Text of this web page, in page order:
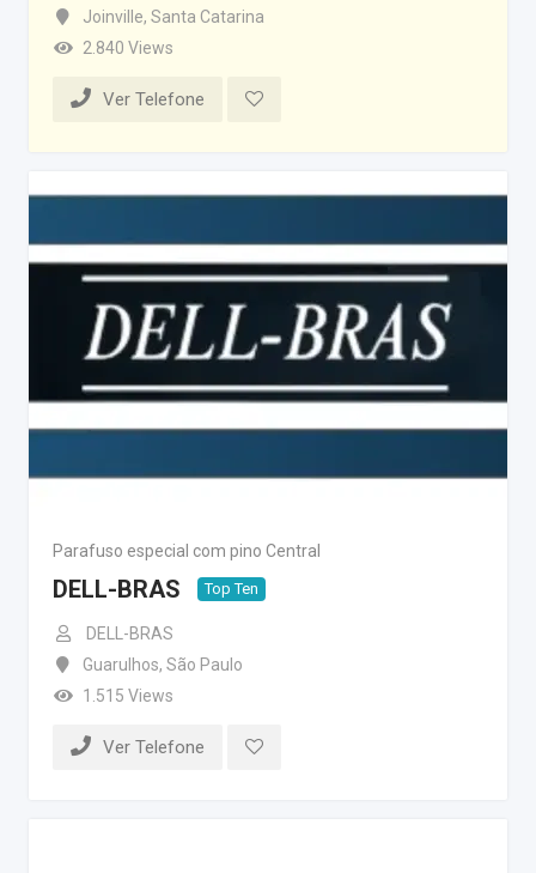
Joinville, Santa Catarina
2.840 Views
Ver Telefone
Parafuso especial com pino Central
DELL-BRAS Top Ten
DELL-BRAS
Guarulhos, São Paulo
1.515 Views
Ver Telefone